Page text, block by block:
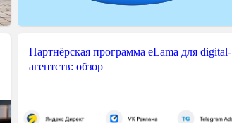
Партнёрская программа eLama для digital-
агентств: обзор